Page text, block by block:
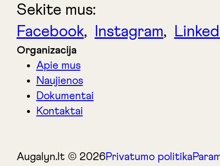
Sekite mus:
Facebook, Instagram,
Organizacija
Apie mus
Naujienos
Dokumentai
Kontaktai
Augalyn.lt © 2026Privatumo politika